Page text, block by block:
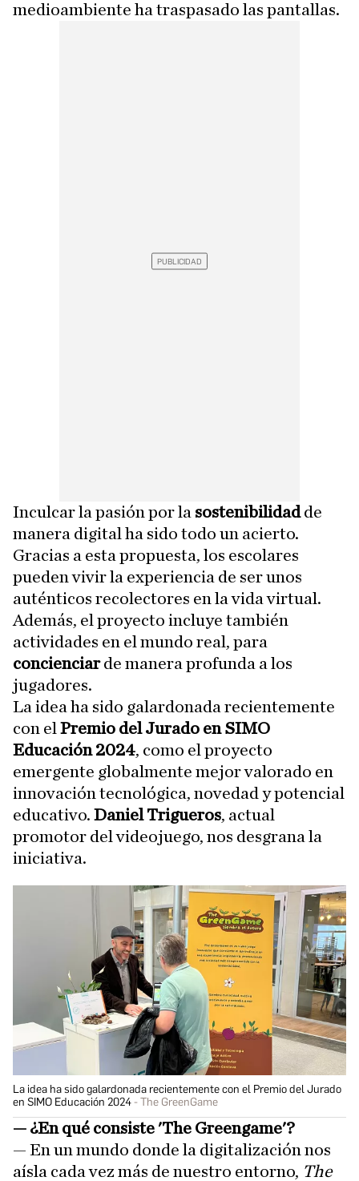
medioambiente ha traspasado las pantallas.
Inculcar la pasión por la sostenibilidadde
manera digital ha sido todo un acierto.
Gracias a esta propuesta, los escolares
pueden vivir la experiencia de ser unos
auténticos recolectores en la vida virtual.
Además, el proyecto incluye también
actividades en el mundo real, para
concienciarde manera profunda a los
jugadores.
La idea ha sido galardonada recientemente
con el Premio del Jurado en SIMO
Educación 2024, como el proyecto
emergente globalmente mejor valorado en
innovación tecnológica, novedad y potencial
educativo. Daniel Trigueros, actual
promotor del videojuego, nos desgrana la
iniciativa.
La idea ha sido galardonada recientemente con el Premio del Jurado
en SIMO Educación 2024
The GreenGame
— ¿En qué consiste 'The Greengame'?
— En un mundo donde la digitalización nos
aísla cada vez más de nuestro entorno, The